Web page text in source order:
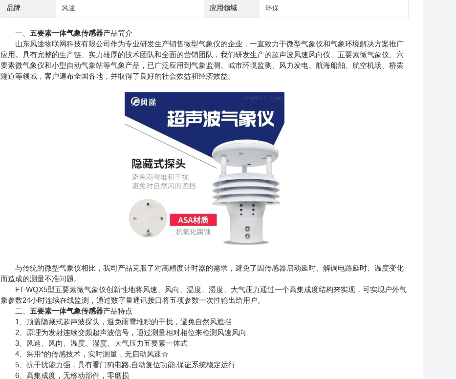
品牌 风途 应用领域 环保
一、 五要素一体气象传感器产品简介
山东风途物联网科技有限公司作为专业研发生产销售微型气象仪的企业，一直致力于微型气象仪和气象环境解决方案推广
应用。具有完整的生产链、实力雄厚的技术团队和全面的营销团队，我们研发生产的超声波风速风向仪、五要素微气象仪、六
要素微气象仪和小型自动气象站等气象产品，已广泛应用到气象监测、城市环境监测、风力发电、航海船舶、航空机场、桥梁
隧道等领域，客户遍布全国各地，并取得了良好的社会效益和经济效益。
与传统的微型气象仪相比，我司产品克服了对高精度计时器的需求，避免了因传感器启动延时、解调电路延时、温度变化
而造成的测量不准问题。
FT-WQX5型五要素微气象仪创新性地将风速、风向、温度、湿度、大气压力通过一个高集成度结构来实现，可实现户外气
象参数24小时连续在线监测，通过数字量通讯接口将五项参数一次性输出给用户。
二、 五要素一体气象传感器产品特点
1、顶盖隐藏式超声波探头，避免雨雪堆积的干扰，避免自然风遮挡
2、原理为发射连续变频超声波信号，通过测量相对相位来检测风速风向
3、风速、风向、温度、湿度、大气压力五要素一体式
4、采用*的传感技术，实时测量，无启动风速☆
5、抗干扰能力强，具有看门狗电路,自动复位功能,保证系统稳定运行
6、高集成度，无移动部件，零磨损